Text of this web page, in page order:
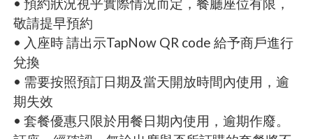
敬請提早預約
• 入座時 請出示TapNow QR code 給予商戶進行
兌換
• 需要按照預訂日期及當天開放時間內使用，逾
期失效
• 套餐優惠只限於用餐日期內使用，逾期作廢。